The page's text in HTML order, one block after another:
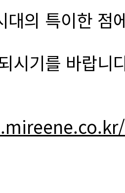
대의 특이한 점
시기를 바랍니